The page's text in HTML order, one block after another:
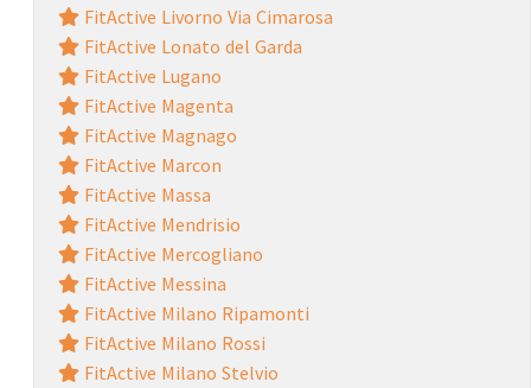
FitActive Livorno Via Cimarosa
FitActive Lonato del Garda
FitActive Lugano
FitActive Magenta
FitActive Magnago
FitActive Marcon
FitActive Massa
FitActive Mendrisio
FitActive Mercogliano
FitActive Messina
FitActive Milano Ripamonti
FitActive Milano Rossi
FitActive Milano Stelvio